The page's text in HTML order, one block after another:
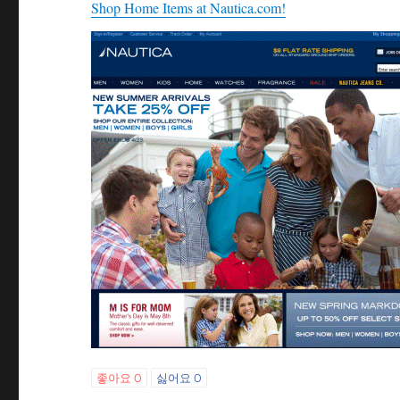
Shop Home Items at Nautica.com!
좋아요0 싫어요0